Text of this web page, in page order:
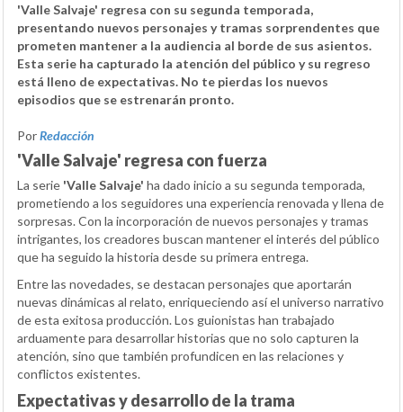
'Valle Salvaje' regresa con su segunda temporada,
presentando nuevos personajes y tramas sorprendentes que
prometen mantener a la audiencia al borde de sus asientos.
Esta serie ha capturado la atención del público y su regreso
está lleno de expectativas. No te pierdas los nuevos
episodios que se estrenarán pronto.
PorRedacción
'Valle Salvaje' regresa con fuerza
La serie 'Valle Salvaje' ha dado inicio a su segunda temporada,
prometiendo a los seguidores una experiencia renovada y llena de
sorpresas. Con la incorporación de nuevos personajes y tramas
intrigantes, los creadores buscan mantener el interés del público
que ha seguido la historia desde su primera entrega.
Entre las novedades, se destacan personajes que aportarán
nuevas dinámicas al relato, enriqueciendo así el universo narrativo
de esta exitosa producción. Los guionistas han trabajado
arduamente para desarrollar historias que no solo capturen la
atención, sino que también profundicen en las relaciones y
conflictos existentes.
Expectativas y desarrollo de la trama